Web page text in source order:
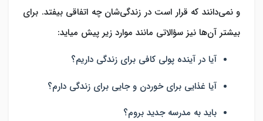
و نمی‌دانند که قرار است در زندگی‌شان چه اتفاقی بیفتد. برای
بیشتر آن‌ها نیز سؤالاتی مانند موارد زیر پیش میاید:
آیا در آینده پولی کافی برای زندگی داریم؟
آیا غذایی برای خوردن و جایی برای زندگی دارم؟
باید به مدرسه جدید بروم؟